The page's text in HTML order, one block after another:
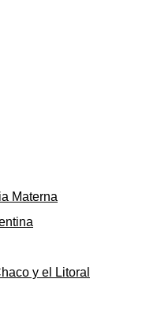
Materna
y el Litoral